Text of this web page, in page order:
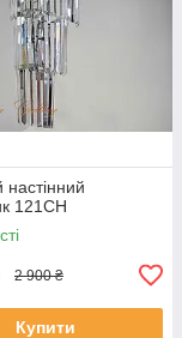
121CH
2 900 ₴
Купити